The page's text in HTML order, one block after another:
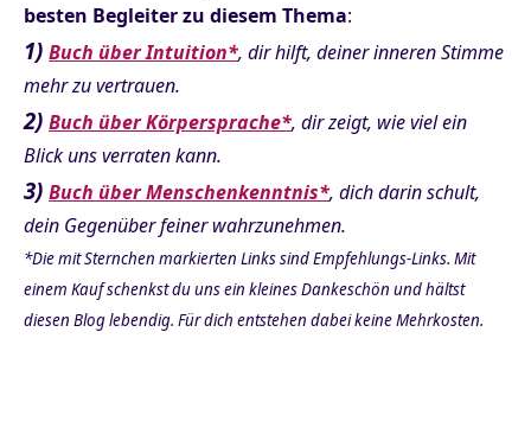
besten Begleiter zu diesem Thema:
1) Buch über Intuition*, dir hilft, deiner inneren Stimme
mehr zu vertrauen.
2) Buch über Körpersprache*, dir zeigt, wie viel ein
Blick uns verraten kann.
3) Buch über Menschenkenntnis*, dich darin schult,
dein Gegenüber feiner wahrzunehmen.
*Die mit Sternchen markierten Links sind Empfehlungs-Links. Mit
einem Kauf schenkst du uns ein kleines Dankeschön und hältst
diesen Blog lebendig. Für dich entstehen dabei keine Mehrkosten.